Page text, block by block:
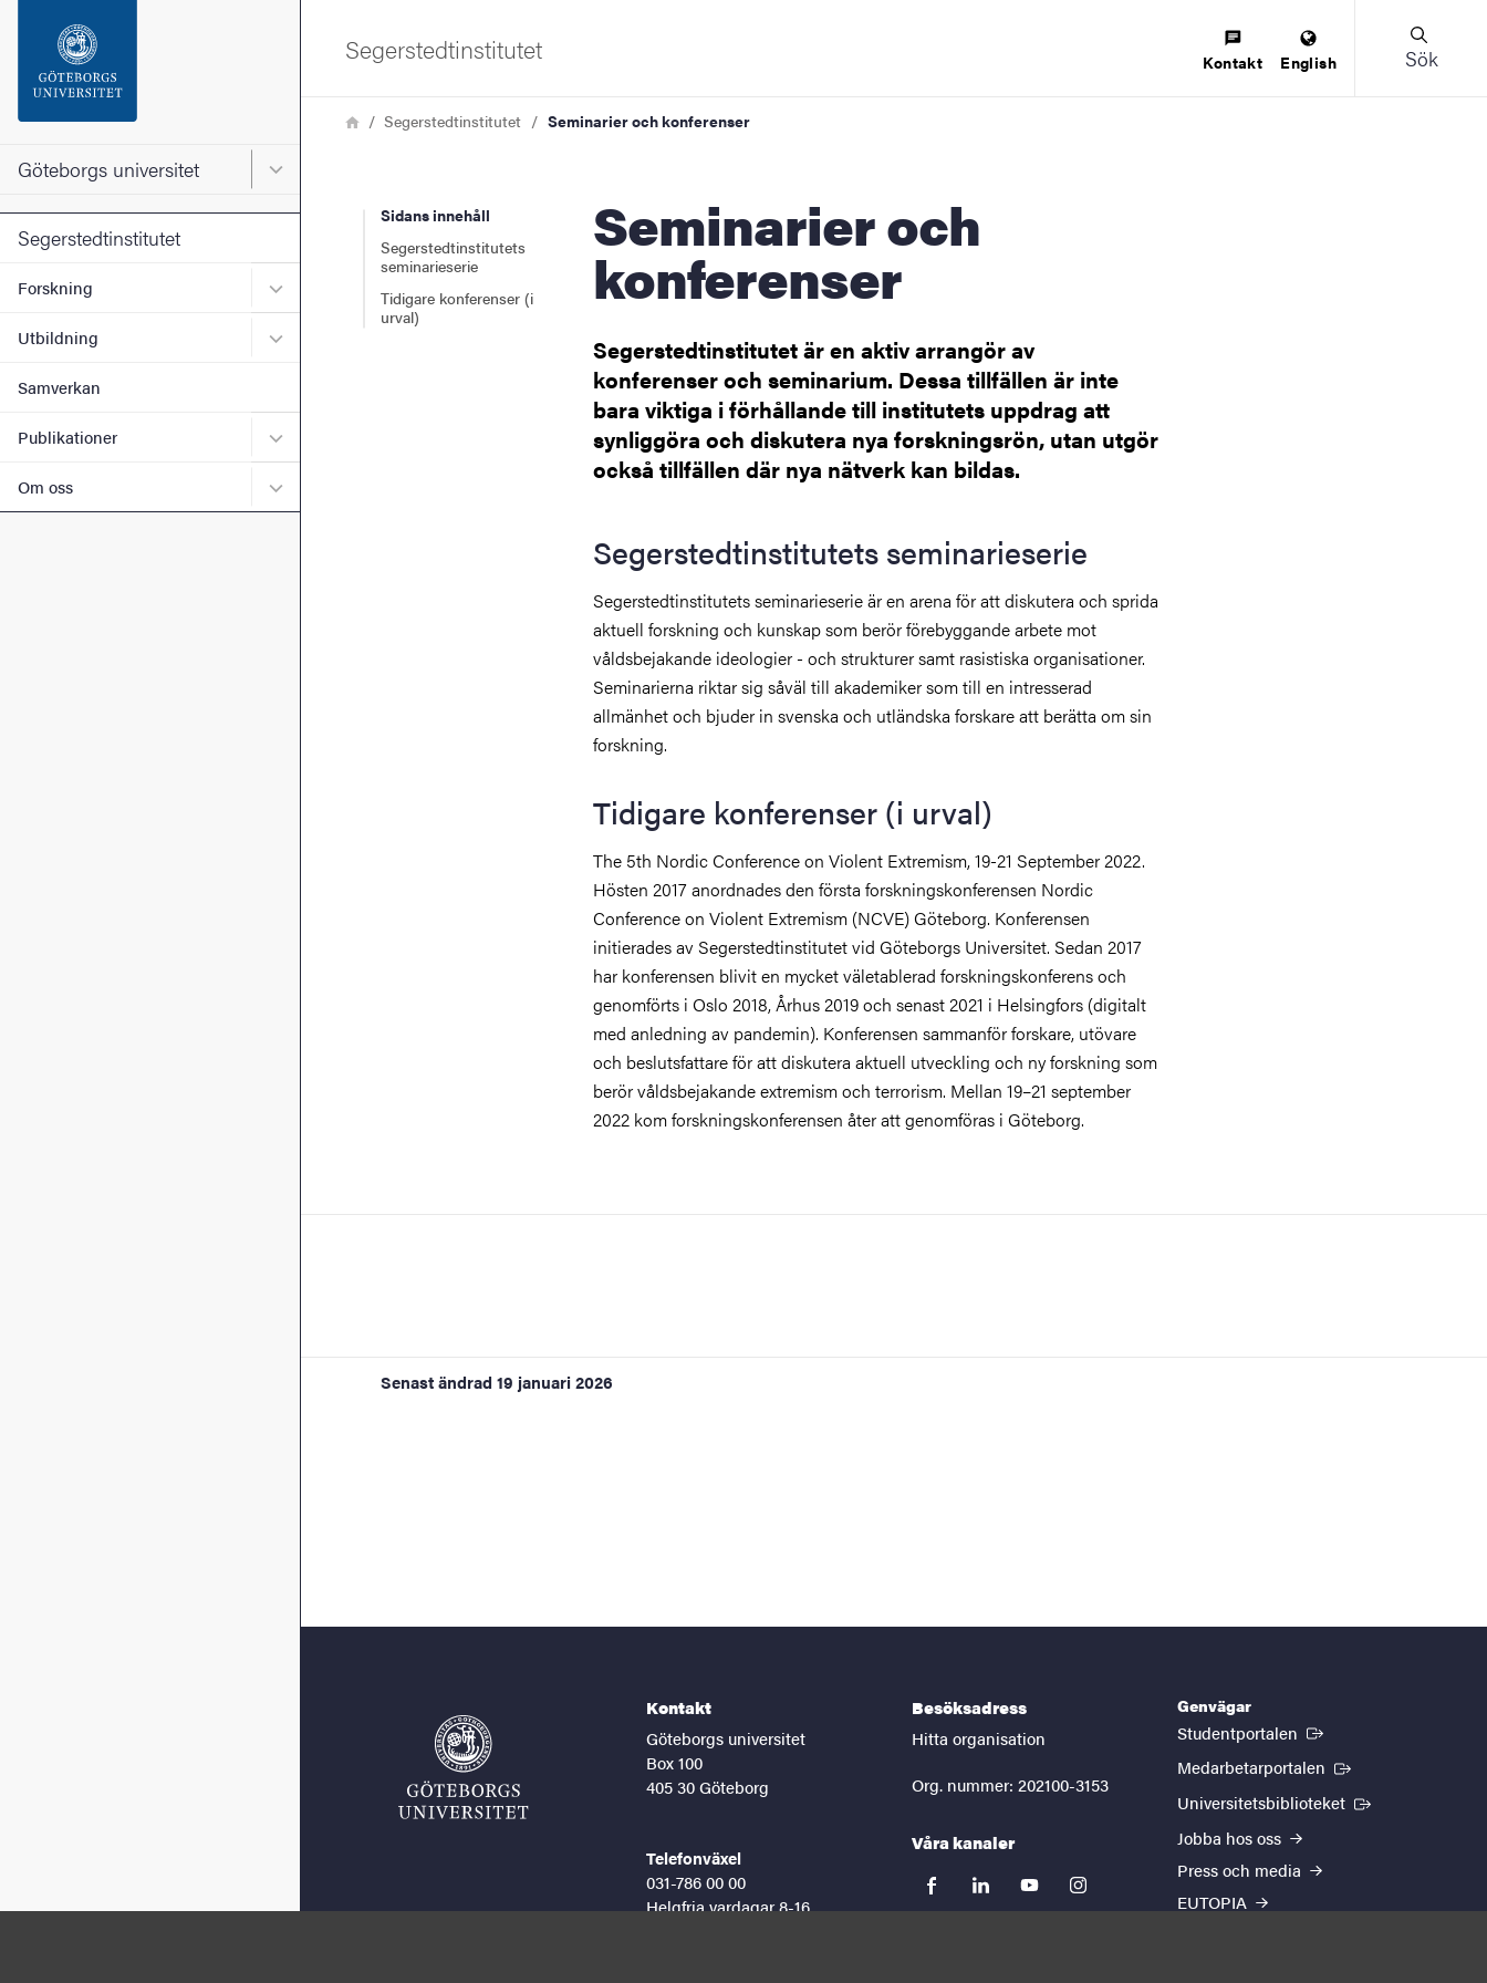
Sidfoten
Om webbplatsen
Göteborgs universitet Huvudmeny för Göteborgs universitet
Segerstedtinstitutet
Forskning Undermeny för Forskning
Utbildning Undermeny för Utbildning
Samverkan
Publikationer Undermeny för Publikationer
Om oss Undermeny för Om oss
Segerstedtinstitutet Kontakt English Sök
LänkstigHemSegerstedtinstitutet Seminarier och konferenser
Sidans innehåll
Segerstedtinstitutets
seminarieserie
Tidigare konferenser (i
urval)
Seminarier och
konferenser
Segerstedtinstitutet är en aktiv arrangör av
konferenser och seminarium. Dessa tillfällen är inte
bara viktiga i förhållande till institutets uppdrag att
synliggöra och diskutera nya forskningsrön, utan utgör
också tillfällen där nya nätverk kan bildas.
Segerstedtinstitutets seminarieserie
Segerstedtinstitutets seminarieserie är en arena för att diskutera och sprida
aktuell forskning och kunskap som berör förebyggande arbete mot
våldsbejakande ideologier - och strukturer samt rasistiska organisationer.
Seminarierna riktar sig såväl till akademiker som till en intresserad
allmänhet och bjuder in svenska och utländska forskare att berätta om sin
forskning.
Tidigare konferenser (i urval)
The 5th Nordic Conference on Violent Extremism, 19-21 September 2022.
Hösten 2017 anordnades den första forsknings­konferensen Nordic
Conference on Violent Extremism (NCVE) Göteborg. Konferensen
initierades av Segerstedtinstitutet vid Göteborgs Universitet. Sedan 2017
har konferensen blivit en mycket väletablerad forskningskonferens och
genomförts i Oslo 2018, Århus 2019 och senast 2021 i Helsingfors (digitalt
med anledning av pandemin). Konferensen sammanför forskare, utövare
och beslutsfattare för att diskutera aktuell utveckling och ny forskning som
berör våldsbejakande extremism och terrorism. Mellan 19–21 september
2022 kom forskningskonferensen åter att genomföras i Göteborg.
Senast ändrad 19 januari 2026
Kontakt
Göteborgs universitet
Box 100
405 30 Göteborg
Telefonväxel
031-786 00 00
Helgfria vardagar 8-16
Besöksadress
Hitta organisation
Org. nummer: 202100-3153
Våra kanaler
facebooklinkedinyoutubeinstagram
Genvägar
Studentportalen (Extern länk)
Medarbetarportalen (Extern länk)
Universitetsbiblioteket (Extern länk)
Jobba hos oss
Press och media
EUTOPIA